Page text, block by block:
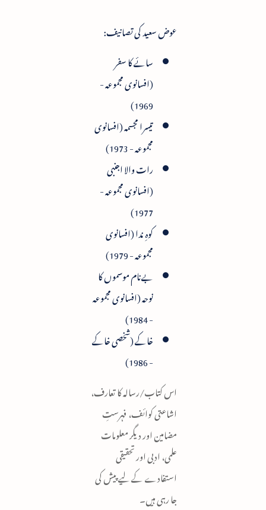
عوض سعید کی تصانیف:
سائے کا سفر
(افسانوی مجموعہ -
1969)
تیسرا مجسمہ (افسانوی
مجموعہ - 1973)
رات والا اجنبی
(افسانوی مجموعہ -
1977)
کوہِ ندا (افسانوی
مجموعہ - 1979)
بےنام موسموں کا
نوحہ (افسانوی مجموعہ
- 1984)
خاکے (شخصی خاکے
- 1986)
اس کتاب/رسالہ کا تعارف،
اشاعتی کوائف، فہرستِ
مضامین اور دیگر معلومات
علمی، ادبی اور تحقیقی
استفادے کے لیے پیش کی
جا رہی ہیں۔